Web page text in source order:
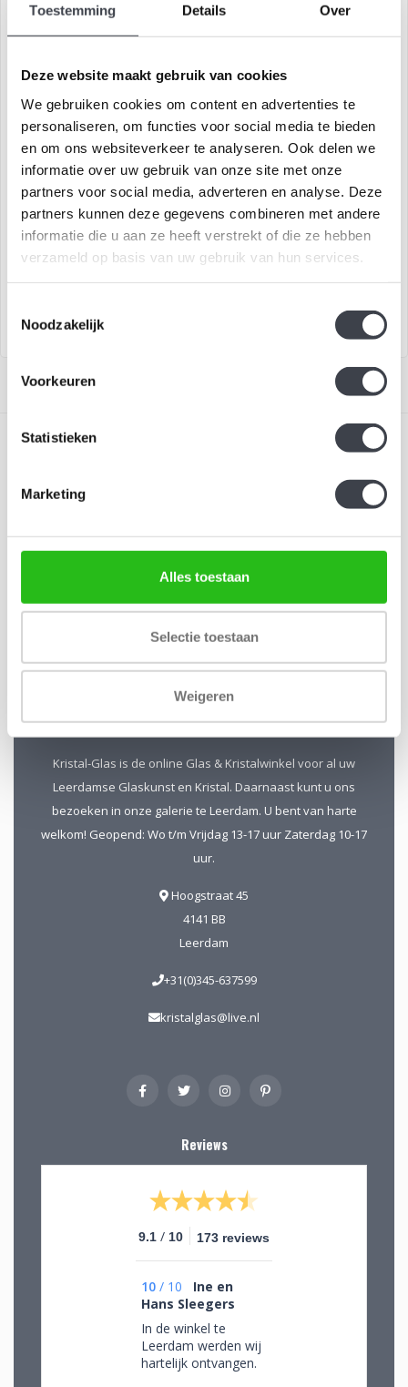
Toestemming Details Over
Deze website maakt gebruik van cookies
We gebruiken cookies om content en advertenties te
personaliseren, om functies voor social media te bieden
en om ons websiteverkeer te analyseren. Ook delen we
informatie over uw gebruik van onze site met onze
partners voor social media, adverteren en analyse. Deze
partners kunnen deze gegevens combineren met andere
informatie die u aan ze heeft verstrekt of die ze hebben
verzameld op basis van uw gebruik van hun services.
Noodzakelijk
Voorkeuren
Statistieken
Marketing
Alles toestaan
Selectie toestaan
Weigeren
Glaskunst & Brons
€2.250,00
Prachtig gestileerd object van
zuiver glas, brons en
Glaskunst & Brons
€3.200,00
Prachtig gestileerd object van
zuiver glas, brons
Schrijf je in voor onze nieuwsbrief
Abonneer
Kristal-Glas is de online Glas & Kristalwinkel voor al uw
Leerdamse Glaskunst en Kristal. Daarnaast kunt u ons
bezoeken in onze galerie te Leerdam. U bent van harte
welkom! Geopend: Wo t/m Vrijdag 13-17 uur Zaterdag 10-17
uur.
Hoogstraat 45
4141 BB
Leerdam
+31(0)345-637599
kristalglas@live.nl
Reviews
9.1 / 10 173 reviews
10 / 10
Ine en
Hans Sleegers
In de winkel te
Leerdam werden wij
hartelijk ontvangen.